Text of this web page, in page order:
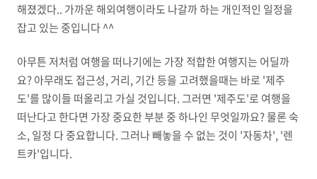
해졌겠다.. 가까운 해외여행이라도 나갈까 하는 개인적인 일정을
잡고 있는 중입니다 ^^
아무튼 저처럼 여행을 떠나기에는 가장 적합한 여행지는 어딜까
요? 아무래도 접근성, 거리, 기간 등을 고려했을때는 바로 '제주
도'를 많이들 떠올리고 가실 것입니다. 그러면 '제주도'로 여행을
떠난다고 한다면 가장 중요한 부분 중 하나인 무엇일까요? 물론 숙
소, 일정 다 중요합니다. 그러나 빼놓을 수 없는 것이 '자동차', '렌
트카'입니다.